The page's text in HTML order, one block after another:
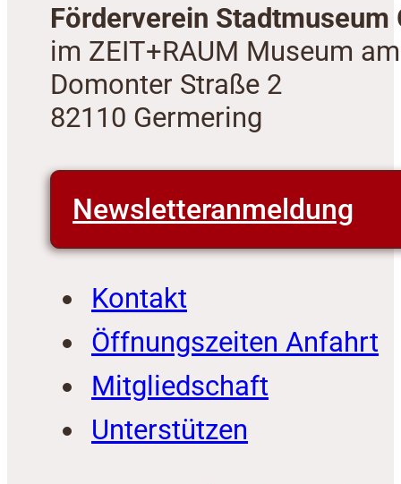
Förderverein Stadtmuseum
im ZEIT+RAUM Museum
Domonter Straße 2
82110 Germering
Newsletteranmeldung
Kontakt
Öffnungszeiten Anfahrt
Mitgliedschaft
Unterstützen